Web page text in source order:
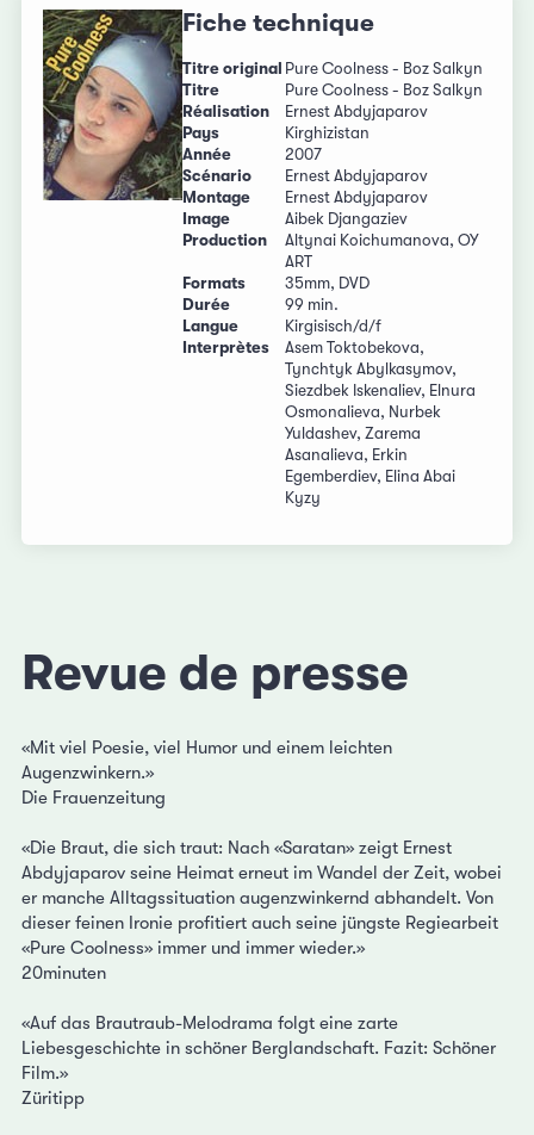
Fiche technique
Titre original Pure Coolness - Boz Salkyn
Titre
Pure Coolness - Boz Salkyn
Réalisation
Ernest Abdyjaparov
Pays
Kirghizistan
Année
2007
Scénario
Ernest Abdyjaparov
Montage
Ernest Abdyjaparov
Image
Aibek Djangaziev
Production
Altynai Koichumanova, OY
ART
Formats
35mm, DVD
Durée
99 min.
Langue
Kirgisisch/d/f
Interprètes
Asem Toktobekova,
Tynchtyk Abylkasymov,
Siezdbek Iskenaliev, Elnura
Osmonalieva, Nurbek
Yuldashev, Zarema
Asanalieva, Erkin
Egemberdiev, Elina Abai
Kyzy
Revue de presse
«Mit viel Poesie, viel Humor und einem leichten
Augenzwinkern.»
Die Frauenzeitung
«Die Braut, die sich traut: Nach «Saratan» zeigt Ernest
Abdyjaparov seine Heimat erneut im Wandel der Zeit, wobei
er manche Alltagssituation augenzwinkernd abhandelt. Von
dieser feinen Ironie profitiert auch seine jüngste Regiearbeit
«Pure Coolness» immer und immer wieder.»
20minuten
«Auf das Brautraub-Melodrama folgt eine zarte
Liebesgeschichte in schöner Berglandschaft. Fazit: Schöner
Film.»
Züritipp